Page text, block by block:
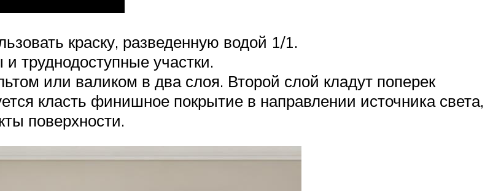
краску, разведенную водой 1/1.
труднодоступные участки.
или валиком в два слоя. Второй слой кладут поперек
класть финишное покрытие в направлении источника света,
поверхности.